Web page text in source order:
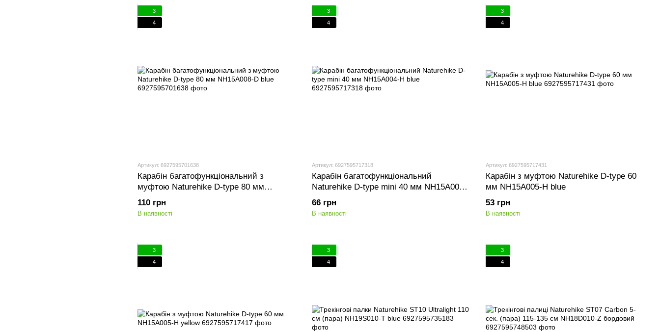
3
4
Артикул: 6927595701638
Карабін багатофункціональний з
муфтою Naturehike D-type 80 мм
NH15A008-D blue
110 грн
В наявності
3
4
Артикул: 6927595717318
Карабін багатофункціональний
Naturehike D-type mini 40 мм NH15A004-
H blue
66 грн
В наявності
3
4
Артикул: 6927595717431
Карабін з муфтою Naturehike D-type 60
мм NH15A005-H blue
53 грн
В наявності
3
4
3
4
3
4